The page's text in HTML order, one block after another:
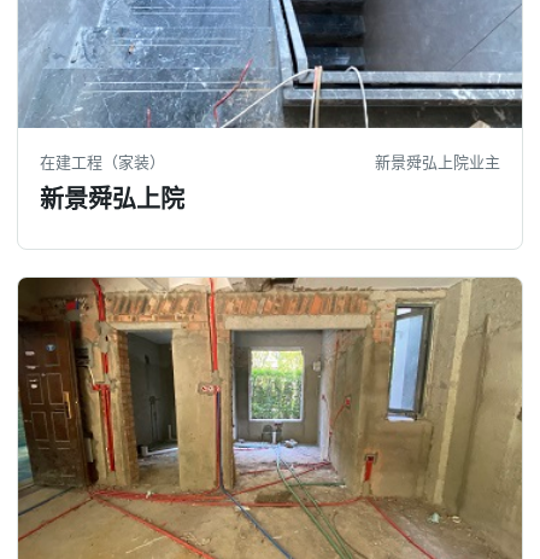
在建工程（家装） 新景舜弘上院业主
新景舜弘上院